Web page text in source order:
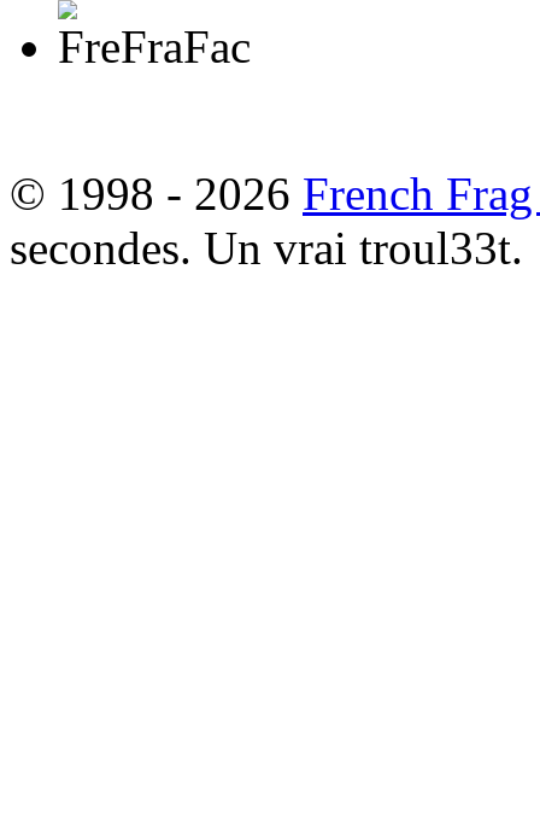
© 1998 - 2026 French
secondes. Un vrai troul33t.